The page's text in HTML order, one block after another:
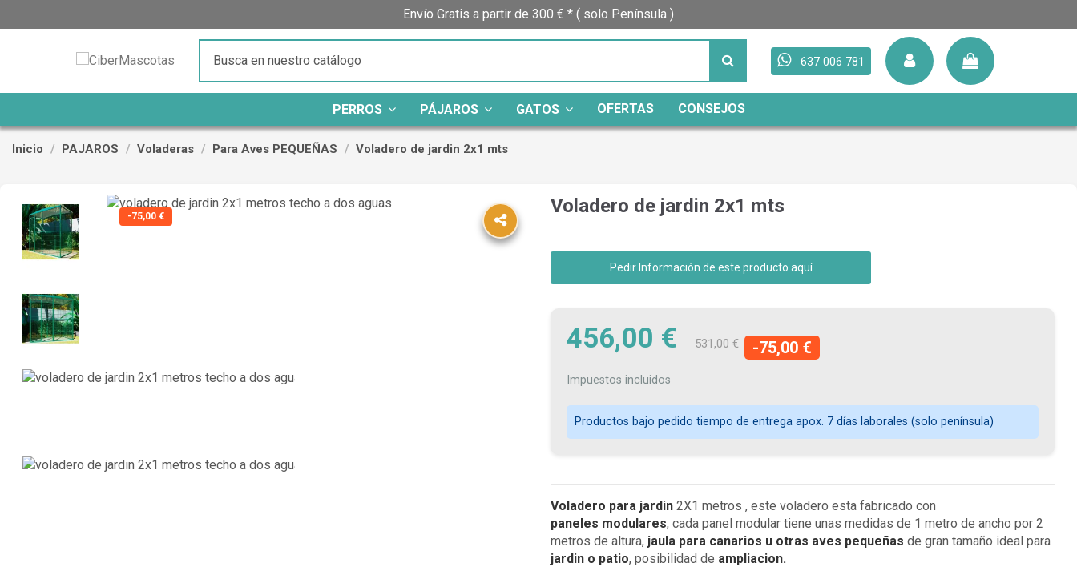
Envío Gratis a partir de 300 € * ( solo Península )
637 006 781
PERROS PÁJAROS GATOS OFERTAS CONSEJOS
Inicio PAJAROS Voladeras Para Aves PEQUEÑAS Voladero de jardin 2x1 mts
-75,00 € Voladero de jardin 2x1 mts
Pedir Información de este producto aquí
456,00 € 531,00 € -75,00 €
Impuestos incluidos
Productos bajo pedido tiempo de entrega apox. 7 días laborales (solo península)
Voladero para jardin 2X1 metros , este voladero esta fabricado con
paneles modulares, cada panel modular tiene unas medidas de 1 metro de ancho por 2
metros de altura, jaula para canarios u otras aves pequeñas de gran tamaño ideal para
jardin o patio, posibilidad de ampliacion.